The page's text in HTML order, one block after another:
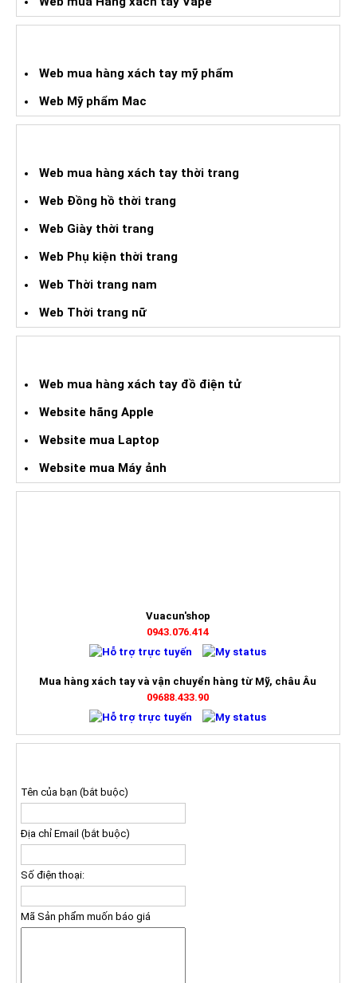
Web mua hàng xách tay mỹ phẩm
Web Mỹ phẩm Mac
Web mua hàng xách tay thời trang
Web Đồng hồ thời trang
Web Giày thời trang
Web Phụ kiện thời trang
Web Thời trang nam
Web Thời trang nữ
Web mua hàng xách tay đồ điện tử
Website hãng Apple
Website mua Laptop
Website mua Máy ảnh
Vuacun'shop
0943.076.414
Mua hàng xách tay và vận chuyển hàng từ Mỹ, châu Âu
09688.433.90
Tên của bạn (bắt buộc)
Địa chỉ Email (bắt buộc)
Số điện thoại:
Mã Sản phẩm muốn báo giá